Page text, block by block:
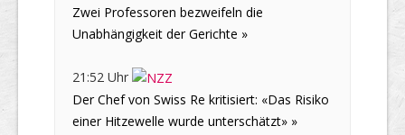
Zwei Professoren bezweifeln die
Unabhängigkeit der Gerichte »
21:52 Uhr
Der Chef von Swiss Re kritisiert: «Das Risiko
einer Hitzewelle wurde unterschätzt» »